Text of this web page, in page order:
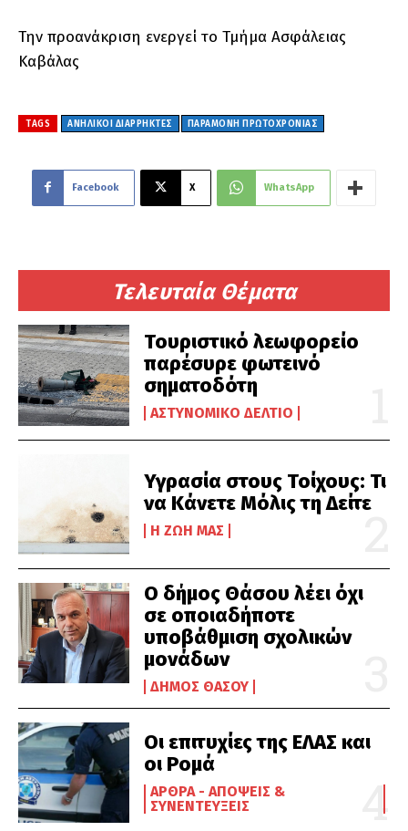
Τελευταία Θέματα
Τουριστικό λεωφορείο
παρέσυρε φωτεινό
σηματοδότη
ΑΣΤΥΝΟΜΙΚΌ ΔΕΛΤΊΟ
Υγρασία στους Τοίχους: Τι
να Κάνετε Μόλις τη Δείτε
Η ΖΩΉ ΜΑΣ
Ο δήμος Θάσου λέει όχι
σε οποιαδήποτε
υποβάθμιση σχολικών
μονάδων
ΔΉΜΟΣ ΘΆΣΟΥ
Οι επιτυχίες της ΕΛΑΣ και
οι Ρομά
ΆΡΘΡΑ - ΑΠΌΨΕΙΣ &
ΣΥΝΕΝΤΕΎΞΕΙΣ
Την προανάκριση ενεργεί το Τμήμα Ασφάλειας
Καβάλας
TAGS ΑΝΗΛΙΚΟΙ ΔΙΑΡΡΗΚΤΕΣ ΠΑΡΑΜΟΝΗ ΠΡΩΤΟΧΡΟΝΙΑΣ
Facebook X WhatsApp